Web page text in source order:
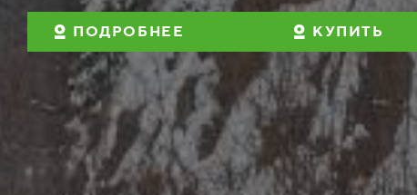
ПОДРОБНЕЕ КУПИТЬ